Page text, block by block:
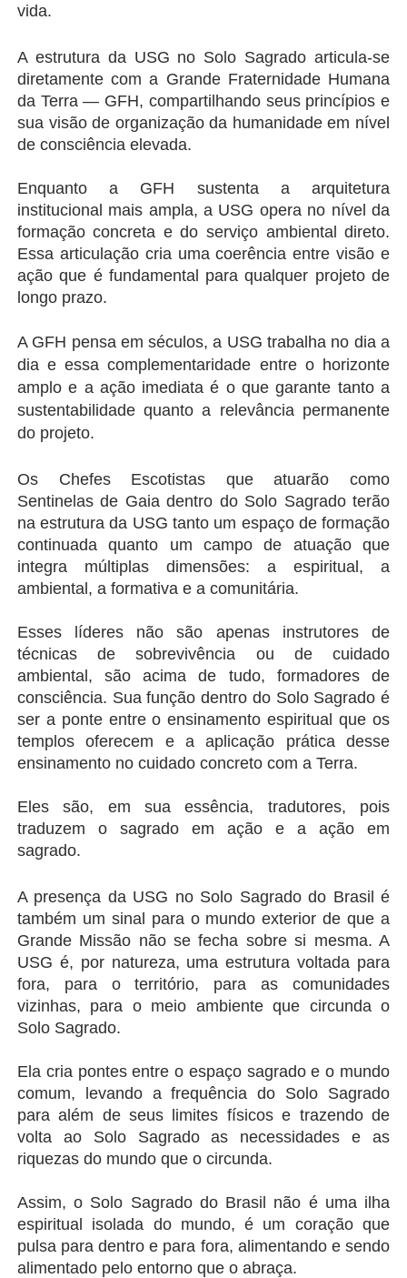
vida.
A estrutura da USG no Solo Sagrado articula-se
diretamente com a Grande Fraternidade Humana
da Terra — GFH, compartilhando seus princípios e
sua visão de organização da humanidade em nível
de consciência elevada.
Enquanto a GFH sustenta a arquitetura
institucional mais ampla, a USG opera no nível da
formação concreta e do serviço ambiental direto.
Essa articulação cria uma coerência entre visão e
ação que é fundamental para qualquer projeto de
longo prazo.
A GFH pensa em séculos, a USG trabalha no dia a
dia e essa complementaridade entre o horizonte
amplo e a ação imediata é o que garante tanto a
sustentabilidade quanto a relevância permanente
do projeto.
Os Chefes Escotistas que atuarão como
Sentinelas de Gaia dentro do Solo Sagrado terão
na estrutura da USG tanto um espaço de formação
continuada quanto um campo de atuação que
integra múltiplas dimensões: a espiritual, a
ambiental, a formativa e a comunitária.
Esses líderes não são apenas instrutores de
técnicas de sobrevivência ou de cuidado
ambiental, são acima de tudo, formadores de
consciência. Sua função dentro do Solo Sagrado é
ser a ponte entre o ensinamento espiritual que os
templos oferecem e a aplicação prática desse
ensinamento no cuidado concreto com a Terra.
Eles são, em sua essência, tradutores, pois
traduzem o sagrado em ação e a ação em
sagrado.
A presença da USG no Solo Sagrado do Brasil é
também um sinal para o mundo exterior de que a
Grande Missão não se fecha sobre si mesma. A
USG é, por natureza, uma estrutura voltada para
fora, para o território, para as comunidades
vizinhas, para o meio ambiente que circunda o
Solo Sagrado.
Ela cria pontes entre o espaço sagrado e o mundo
comum, levando a frequência do Solo Sagrado
para além de seus limites físicos e trazendo de
volta ao Solo Sagrado as necessidades e as
riquezas do mundo que o circunda.
Assim, o Solo Sagrado do Brasil não é uma ilha
espiritual isolada do mundo, é um coração que
pulsa para dentro e para fora, alimentando e sendo
alimentado pelo entorno que o abraça.